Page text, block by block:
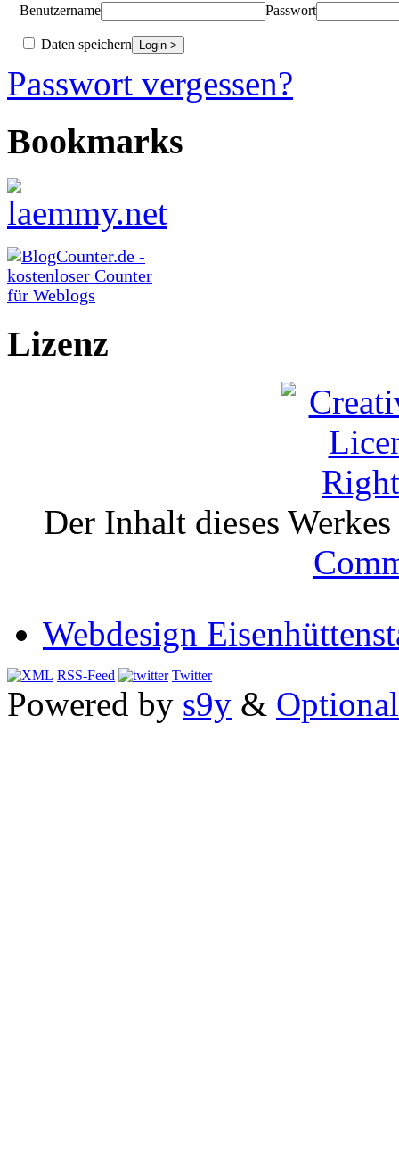
Benutzername Passwort
Daten speichern
Passwort vergessen?
Bookmarks
Lizenz
Der Inhalt dieses
Webdesign
RSS-Feed Twitter
Powered by s9y &